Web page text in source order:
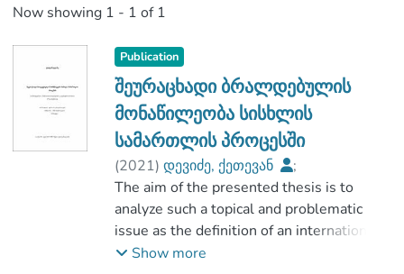
Now showing 1 - 1 of 1
Publication
შეურაცხადი ბრალდებულის
მონაწილეობა სისხლის
სამართლის პროცესში
(2021) დევიძე, ქეთევან
;
იურიდიულ და სოციალურ მეცნიერებათა
ფაკულტეტი
;
აღმოსავლეთ ევროპის უნივერსიტეტი
The aim of the presented thesis is to
analyze such a topical and problematic
issue as the definition of an international
standard and minimum guarantees for the
Show more